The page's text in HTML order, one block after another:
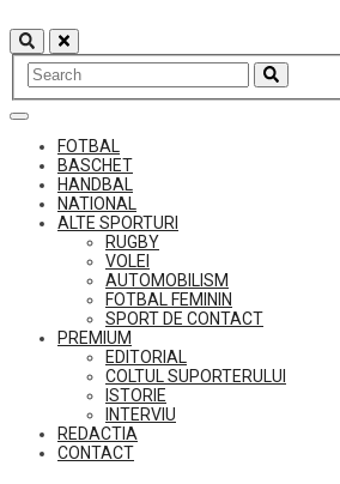
to
content
FOTBAL
BASCHET
HANDBAL
NATIONAL
ALTE SPORTURI
RUGBY
VOLEI
AUTOMOBILISM
FOTBAL FEMININ
SPORT DE CONTACT
PREMIUM
EDITORIAL
COLTUL SUPORTERULUI
ISTORIE
INTERVIU
REDACTIA
CONTACT